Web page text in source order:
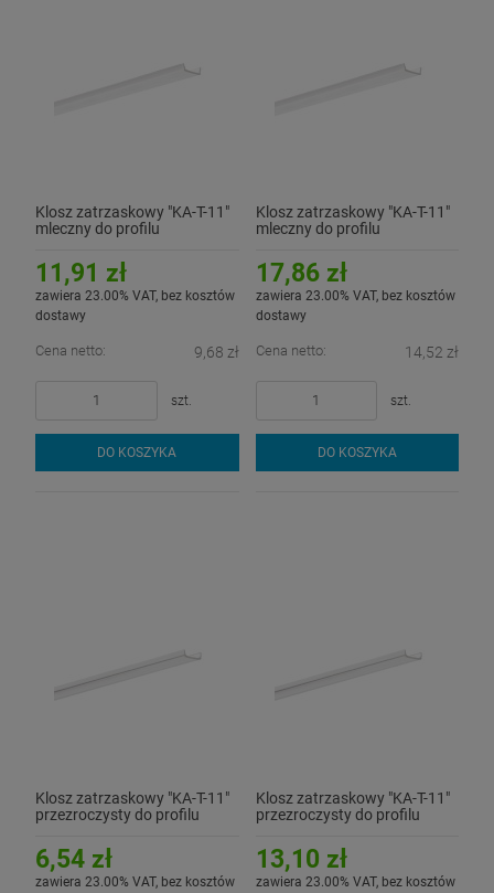
Klosz zatrzaskowy "KA-T-11"
mleczny do profilu
11,91 zł
zawiera 23.00% VAT, bez kosztów
dostawy
Cena netto: 9,68 zł
szt.
DO KOSZYKA
Klosz zatrzaskowy "KA-T-11"
mleczny do profilu
17,86 zł
zawiera 23.00% VAT, bez kosztów
dostawy
Cena netto: 14,52 zł
szt.
DO KOSZYKA
Klosz zatrzaskowy "KA-T-11"
przezroczysty do profilu
6,54 zł
zawiera 23.00% VAT, bez kosztów
Klosz zatrzaskowy "KA-T-11"
przezroczysty do profilu
13,10 zł
zawiera 23.00% VAT, bez kosztów